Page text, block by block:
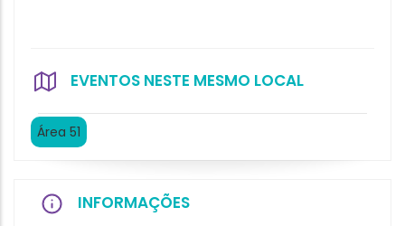
EVENTOS NESTE MESMO LOCAL
Área 51
INFORMAÇÕES